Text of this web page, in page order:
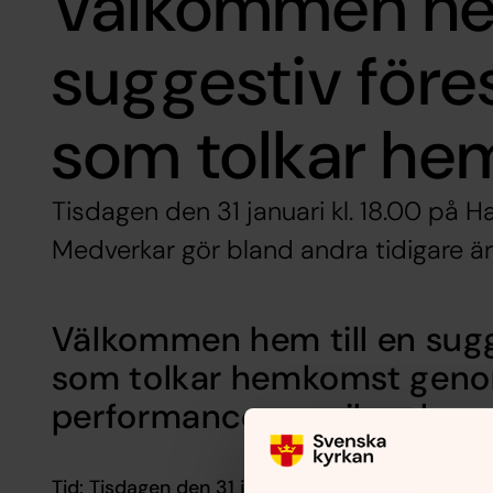
suggestiv
som tolkar
Tisdagen den 31 januari kl. 18.00 på
Medverkar gör bland andra tidigare
Välkommen hem till en
som tolkar hemkomst
performance, musik och